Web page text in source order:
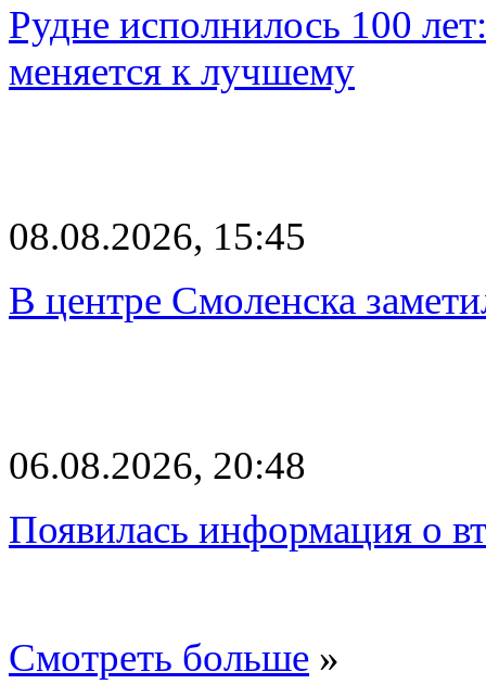
Рудне исполнилось 100
меняется к лучшему
08.08.2026, 15:45
В центре Смоленска
06.08.2026, 20:48
Появилась информация о
Смотреть больше »